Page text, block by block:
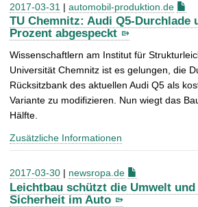
2017-03-31 | automobil-produktion.de
TU Chemnitz: Audi Q5-Durchlade
Prozent abgespeckt
Wissenschaftlern am Institut für
Universität Chemnitz ist es gelungen, die
Rücksitzbank des aktuellen Audi Q5 als
Variante zu modifizieren. Nun wiegt das
Hälfte.
Zusätzliche Informationen
2017-03-30 | newsropa.de
Leichtbau schützt die Umwelt
Sicherheit im Auto